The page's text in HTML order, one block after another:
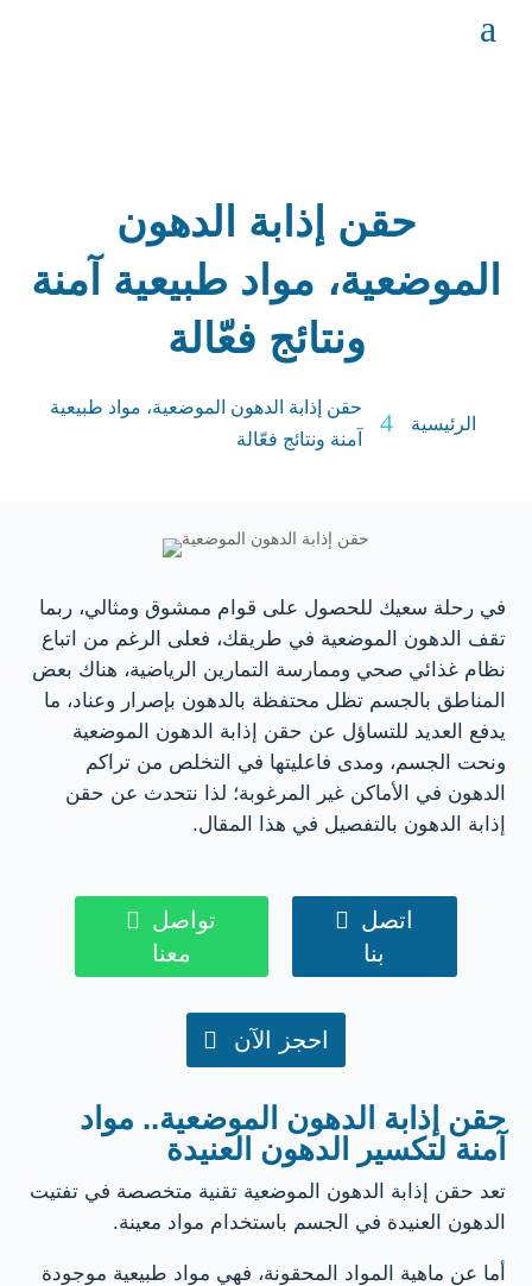
a
حقن إذابة الدهون
الموضعية، مواد طبيعية آمنة
ونتائج فعّالة
الرئيسية 4
حقن إذابة الدهون الموضعية، مواد طبيعية
آمنة ونتائج فعّالة
في رحلة سعيك للحصول على قوام ممشوق ومثالي، ربما
تقف الدهون الموضعية في طريقك، فعلى الرغم من اتباع
نظام غذائي صحي وممارسة التمارين الرياضية، هناك بعض
المناطق بالجسم تظل محتفظة بالدهون بإصرار وعناد، ما
يدفع العديد للتساؤل عن حقن إذابة الدهون الموضعية
ونحت الجسم، ومدى فاعليتها في التخلص من تراكم
الدهون في الأماكن غير المرغوبة؛ لذا نتحدث عن حقن
إذابة الدهون بالتفصيل في هذا المقال.
 تواصل
معنا
 اتصل
بنا
احجز الآن
حقن إذابة الدهون الموضعية.. مواد
آمنة لتكسير الدهون العنيدة
تعد حقن إذابة الدهون الموضعية تقنية متخصصة في تفتيت
الدهون العنيدة في الجسم باستخدام مواد معينة.
أما عن ماهية المواد المحقونة، فهي مواد طبيعية موجودة